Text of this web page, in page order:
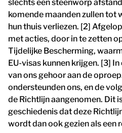
slechts een steenworp
komende maanden zullen tot
hun thuis verliezen. [2]
met acties, door in te zetten
Tijdelijke Bescherming,
EU-visas kunnen krijgen. [3]
van ons gehoor aan de
ondersteunden ons, en de
de Richtlijn aangenomen. Dit
geschiedenis dat deze
wordt dan ook gezien als een